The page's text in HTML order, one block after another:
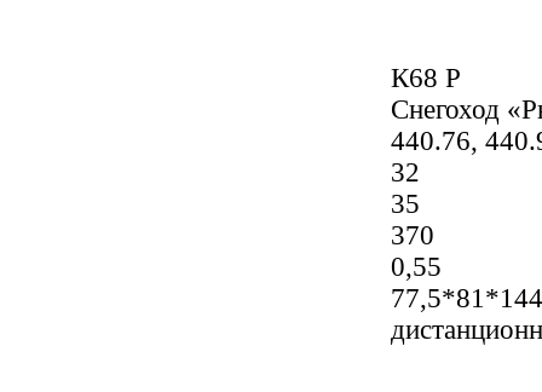
К68 Р
Снегоход
440.76,
32
35
370
0,55
77,5*81*144